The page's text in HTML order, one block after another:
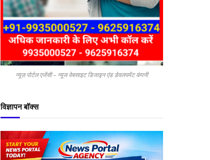
न्यूज़ पोर्टल एजेंसी – न्यूज वेबसाइट डिजाइन एंड डेवलपमेंट कंपनी
विज्ञापन बॉक्स